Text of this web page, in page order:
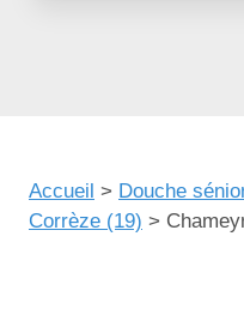
Accueil > Douche
Corrèze (19) >